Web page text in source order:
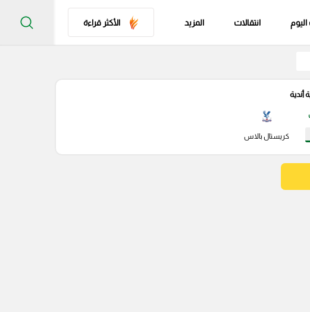
انتقالات المزيد الأكثر قراءة
أندية
كريستال بالاس